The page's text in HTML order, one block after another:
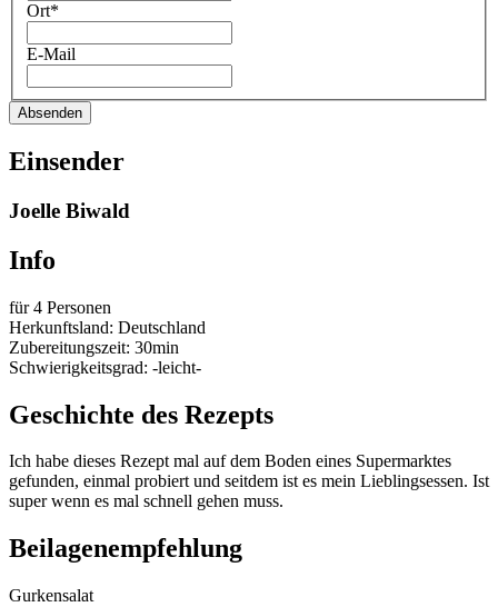
Ort*
E-Mail
Absenden
Einsender
Joelle Biwald
Info
für 4 Personen
Herkunftsland: Deutschland
Zubereitungszeit: 30min
Schwierigkeitsgrad: -leicht-
Geschichte des Rezepts
Ich habe dieses Rezept mal auf dem Boden eines Supermarktes
gefunden, einmal probiert und seitdem ist es mein Lieblingsessen. Ist
super wenn es mal schnell gehen muss.
Beilagenempfehlung
Gurkensalat